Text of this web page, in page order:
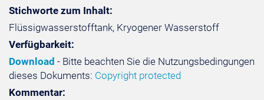
Stichworte zum Inhalt:
Flüssigwasserstofftank, Kryogener Wasserstoff
Verfügbarkeit:
Download - Bitte beachten Sie die Nutzungsbedingungen
dieses Dokuments: Copyright protected
Kommentar: